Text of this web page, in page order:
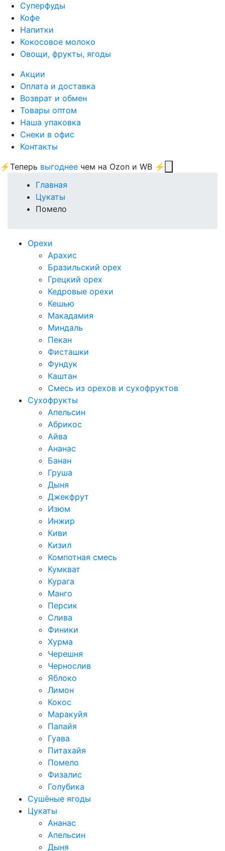
Суперфуды
Кофе
Напитки
Кокосовое молоко
Овощи, фрукты, ягоды
Акции
Оплата и доставка
Возврат и обмен
Товары оптом
Наша упаковка
Снеки в офис
Контакты
⚡Теперь выгоднее чем на Ozon и WB ⚡
Главная
Цукаты
Помело
Орехи
Арахис
Бразильский орех
Грецкий орех
Кедровые орехи
Кешью
Макадамия
Миндаль
Пекан
Фисташки
Фундук
Каштан
Смесь из орехов и сухофруктов
Сухофрукты
Апельсин
Абрикос
Айва
Ананас
Банан
Груша
Дыня
Джекфрут
Изюм
Инжир
Киви
Кизил
Компотная смесь
Кумкват
Курага
Манго
Персик
Слива
Финики
Хурма
Черешня
Чернослив
Яблоко
Лимон
Кокос
Маракуйя
Папайя
Гуава
Питахайя
Помело
Физалис
Голубика
Сушёные ягоды
Цукаты
Ананас
Апельсин
Дыня